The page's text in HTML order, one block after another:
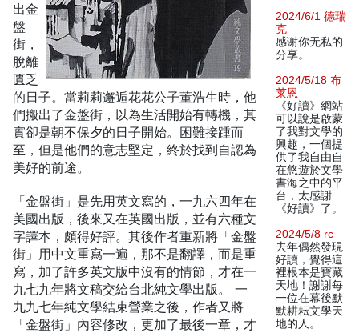
出金
盤
街，
脫離
匱乏
的日子。當莉莉邂逅花花公子董浩生時，他
們搬出了金盤街，以為生活開始有轉機，其
實卻是朝不保夕的日子開始。困難接踵而
至，但是他們的意志堅定，終於找到自認為
美好的前途。
「金盤街」是先用英文寫的，一九六四年在
美國出版，後來又在英國出版，並有六種文
字譯本，頗得好評。其後作者重新將「金盤
街」用中文重寫一遍，那不是翻譯，而是重
寫，加了許多英文版中沒有的情節，才在一
九七九年將文稿交給台北純文學出版。 一
九九七年純文學結束營業之後，作者又將
「金盤街」內容修改，更加了最後一章，才
2024/6/1 德瑞
克
感谢你无私的
分享。
2024/5/18 布
莱恩
《好讀》網站
可以說是啟蒙
了我對文學的
興趣，一個提
供了我自由自
在悠遊於文學
書海之中的平
台，太感謝
《好讀》了。
2024/5/8 rc
去年偶然發現
好讀，覺得這
裡根本是寶藏
天地！謝謝每
一位在幕後默
默耕耘文學天
地的人。